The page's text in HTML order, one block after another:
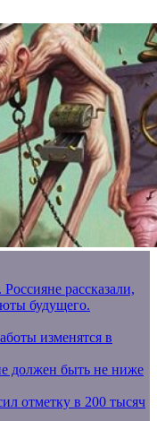
рассказали,
будущего.
изменятся в
должен быть не ниже
отметку в 200 тысяч